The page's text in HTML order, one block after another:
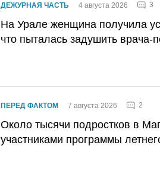
ДЕЖУРНАЯ ЧАСТЬ 4 августа 2026 3
На Урале женщина получила
что пыталась задушить врача-
ПЕРЕД ФАКТОМ 7 августа 2026 2
Около тысячи подростков в
участниками программы